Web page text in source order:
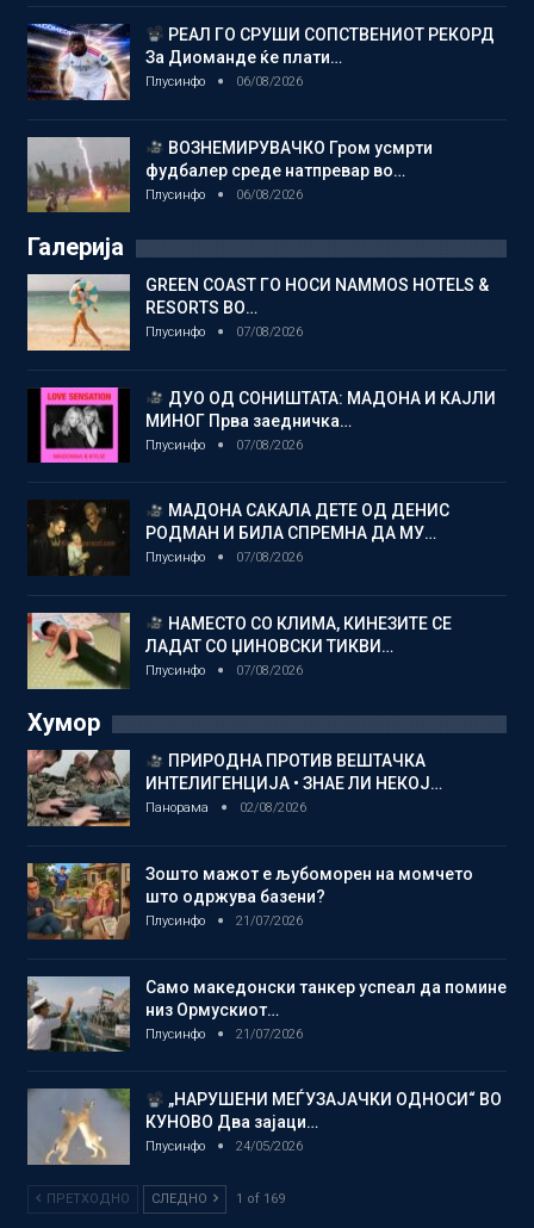
РЕАЛ ГО СРУШИ СОПСТВЕНИОТ РЕКОРД
За Диоманде ќе плати…
Плусинфо 06/08/2026
ВОЗНЕМИРУВАЧКО Гром усмрти
фудбалер среде натпревар во…
Плусинфо 06/08/2026
Галерија
GREEN COAST ГО НОСИ NAMMOS HOTELS &
RESORTS ВО…
Плусинфо 07/08/2026
ДУО ОД СОНИШТАТА: МАДОНА И КАЈЛИ
МИНОГ Прва заедничка…
Плусинфо 07/08/2026
МАДОНА САКАЛА ДЕТЕ ОД ДЕНИС
РОДМАН И БИЛА СПРЕМНА ДА МУ…
Плусинфо 07/08/2026
НАМЕСТО СО КЛИМА, КИНЕЗИТЕ СЕ
ЛАДАТ СО ЏИНОВСКИ ТИКВИ…
Плусинфо 07/08/2026
Хумор
ПРИРОДНА ПРОТИВ ВЕШТАЧКА
ИНТЕЛИГЕНЦИЈА • ЗНАЕ ЛИ НЕКОЈ…
Панорама 02/08/2026
Зошто мажот е љубоморен на момчето
што одржува базени?
Плусинфо 21/07/2026
Само македонски танкер успеал да помине
низ Ормускиот…
Плусинфо 21/07/2026
„НАРУШЕНИ МЕЃУЗАЈАЧКИ ОДНОСИ“ ВО
КУНОВО Два зајаци…
Плусинфо 24/05/2026
ПРЕТХОДНО СЛЕДНО 1 of 169